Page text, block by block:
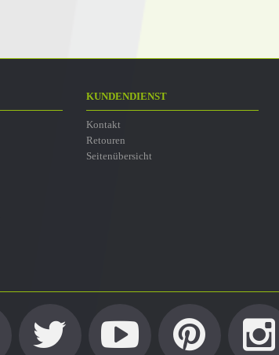
KUNDENDIENST
Kontakt
Retouren
Seitenübersicht